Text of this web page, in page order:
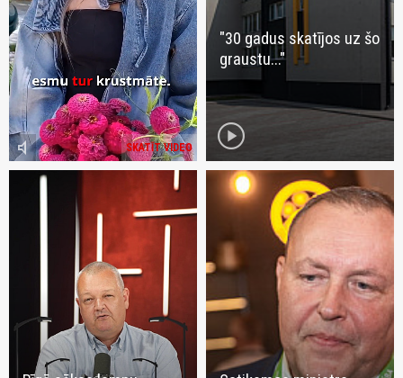
SKATĪT VIDEO
volume_mute
"30 gadus skatījos uz šo
graustu..."
play_circle